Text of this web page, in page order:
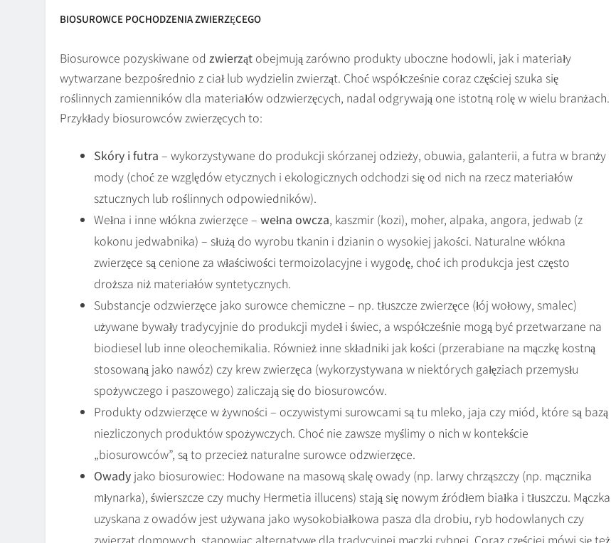
BIOSUROWCE POCHODZENIA ZWIERZĘCEGO
Biosurowce pozyskiwane od zwierząt obejmują zarówno produkty uboczne hodowli, jak i materiały
wytwarzane bezpośrednio z ciał lub wydzielin zwierząt. Choć współcześnie coraz częściej szuka się
roślinnych zamienników dla materiałów odzwierzęcych, nadal odgrywają one istotną rolę w wielu branżach.
Przykłady biosurowców zwierzęcych to:
Skóry i futra – wykorzystywane do produkcji skórzanej odzieży, obuwia, galanterii, a futra w branży
mody (choć ze względów etycznych i ekologicznych odchodzi się od nich na rzecz materiałów
sztucznych lub roślinnych odpowiedników).
Wełna i inne włókna zwierzęce – wełna owcza, kaszmir (kozi), moher, alpaka, angora, jedwab (z
kokonu jedwabnika) – służą do wyrobu tkanin i dzianin o wysokiej jakości. Naturalne włókna
zwierzęce są cenione za właściwości termoizolacyjne i wygodę, choć ich produkcja jest często
droższa niż materiałów syntetycznych.
Substancje odzwierzęce jako surowce chemiczne – np. tłuszcze zwierzęce (łój wołowy, smalec)
używane bywały tradycyjnie do produkcji mydeł i świec, a współcześnie mogą być przetwarzane na
biodiesel lub inne oleochemikalia. Również inne składniki jak kości (przerabiane na mączkę kostną
stosowaną jako nawóz) czy krew zwierzęca (wykorzystywana w niektórych gałęziach przemysłu
spożywczego i paszowego) zaliczają się do biosurowców.
Produkty odzwierzęce w żywności – oczywistymi surowcami są tu mleko, jaja czy miód, które są bazą
niezliczonych produktów spożywczych. Choć nie zawsze myślimy o nich w kontekście
„biosurowców”, są to przecież naturalne surowce odzwierzęce.
Owady jako biosurowiec: Hodowane na masową skalę owady (np. larwy chrząszczy (np. mącznika
młynarka), świerszcze czy muchy Hermetia illucens) stają się nowym źródłem białka i tłuszczu. Mączka
uzyskana z owadów jest używana jako wysokobiałkowa pasza dla drobiu, ryb hodowlanych czy
zwierząt domowych, stanowiąc alternatywę dla tradycyjnej mączki rybnej. Coraz częściej mówi się też